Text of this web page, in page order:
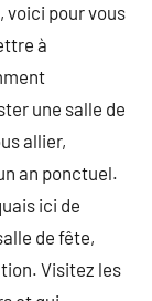
pour vous
à
une salle de
allier,
an ponctuel.
ici de
de fête,
Visitez les